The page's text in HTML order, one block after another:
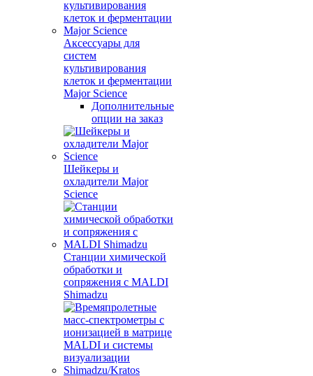
Аксессуары для
систем
культивирования
клеток и ферментации
Major Science
Дополнительные
опции на заказ
Шейкеры и
охладители Major
Science
Станции химической
обработки и
сопряжения с MALDI
Shimadzu